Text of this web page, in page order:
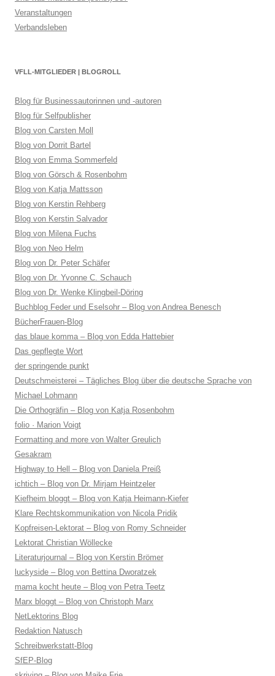
Veranstaltungen
Verbandsleben
VFLL-MITGLIEDER | BLOGROLL
Blog für Businessautorinnen und -autoren
Blog für Selfpublisher
Blog von Carsten Moll
Blog von Dorrit Bartel
Blog von Emma Sommerfeld
Blog von Görsch & Rosenbohm
Blog von Katja Mattsson
Blog von Kerstin Rehberg
Blog von Kerstin Salvador
Blog von Milena Fuchs
Blog von Neo Helm
Blog von Dr. Peter Schäfer
Blog von Dr. Yvonne C. Schauch
Blog von Dr. Wenke Klingbeil-Döring
Buchblog Feder und Eselsohr – Blog von Andrea Benesch
BücherFrauen-Blog
das blaue komma – Blog von Edda Hattebier
Das gepflegte Wort
der springende punkt
Deutschmeisterei – Tägliches Blog über die deutsche Sprache von
Michael Lohmann
Die Orthogräfin – Blog von Katja Rosenbohm
folio · Marion Voigt
Formatting and more von Walter Greulich
Gesakram
Highway to Hell – Blog von Daniela Preiß
ichtich – Blog von Dr. Mirjam Heintzeler
Kiefheim bloggt – Blog von Katja Heimann-Kiefer
Klare Rechtskommunikation von Nicola Pridik
Kopfreisen-Lektorat – Blog von Romy Schneider
Lektorat Christian Wöllecke
Literaturjournal – Blog von Kerstin Brömer
luckyside – Blog von Bettina Dworatzek
mama kocht heute – Blog von Petra Teetz
Marx bloggt – Blog von Christoph Marx
NetLektorins Blog
Redaktion Natusch
Schreibwerkstatt-Blog
SfEP-Blog